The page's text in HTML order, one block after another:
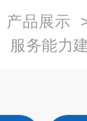
产品展示
服务能力